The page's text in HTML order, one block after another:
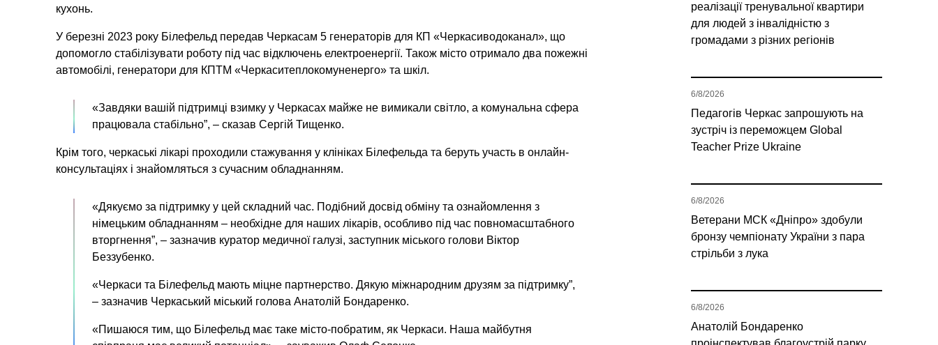
кухонь.
У березні 2023 року Білефельд передав Черкасам 5 генераторів для КП «Черкасиводоканал», що
допомогло стабілізувати роботу під час відключень електроенергії. Також місто отримало два пожежні
автомобілі, генератори для КПТМ «Черкаситеплокомуненерго» та шкіл.
«Завдяки вашій підтримці взимку у Черкасах майже не вимикали світло, а комунальна сфера
працювала стабільно”, – сказав Сергій Тищенко.
Крім того, черкаські лікарі проходили стажування у клініках Білефельда та беруть участь в онлайн-
консультаціях і знайомляться з сучасним обладнанням.
«Дякуємо за підтримку у цей складний час. Подібний досвід обміну та ознайомлення з
німецьким обладнанням – необхідне для наших лікарів, особливо під час повномасштабного
вторгнення”, – зазначив куратор медичної галузі, заступник міського голови Віктор
Беззубенко.
«Черкаси та Білефельд мають міцне партнерство. Дякую міжнародним друзям за підтримку”,
– зазначив Черкаський міський голова Анатолій Бондаренко.
«Пишаюся тим, що Білефельд має таке місто-побратим, як Черкаси. Наша майбутня
реалізації тренувальної квартири
для людей з інвалідністю з
громадами з різних регіонів
Педагогів Черкас запрошують на
зустріч із переможцем Global
Teacher Prize Ukraine
6/8/2026
Ветерани МСК «Дніпро» здобули
бронзу чемпіонату України з пара
стрільби з лука
6/8/2026
Анатолій Бондаренко
6/8/2026